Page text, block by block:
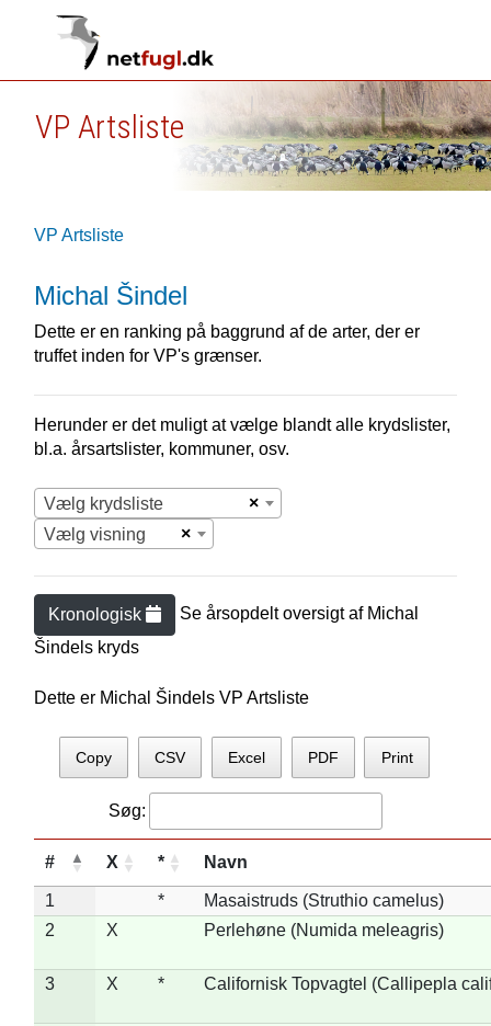
VP Artsliste
VP Artsliste
Michal Šindel
Dette er en ranking på baggrund af de arter, der er
truffet inden for VP's grænser.
Herunder er det muligt at vælge blandt alle krydslister,
bl.a. årsartslister, kommuner, osv.
×
Vælg krydsliste
×
Vælg visning
Kronologisk Se årsopdelt oversigt af Michal
Šindel s kryds
Dette er Michal Šindels VP Artsliste
Copy CSV Excel PDF Print
Søg:
# X * Navn
1 *
Masaistruds (Struthio camelus)
2
X Perlehøne (Numida meleagris)
3 X * Californisk Topvagtel (Callipepla